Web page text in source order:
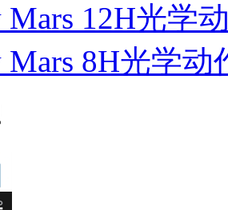
Mars 12H光学
Mars 8H光学动